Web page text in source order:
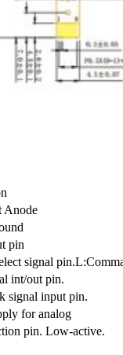
Anode
pin
signal
int/out pin.
signal input pin.
for analog
pin. Low-active.